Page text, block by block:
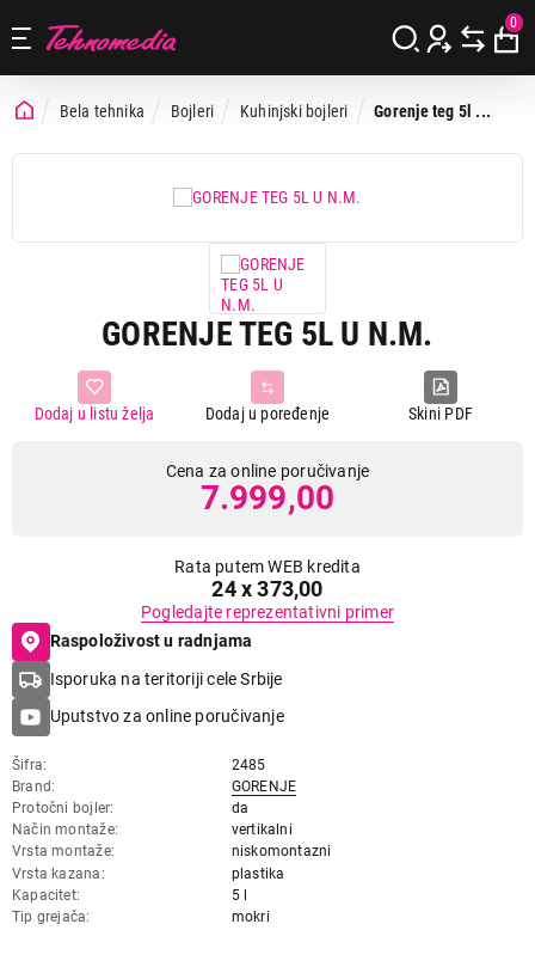
0
Bela tehnika Bojleri Kuhinjski bojleri Gorenje teg 5l ...
GORENJE TEG 5L U N.M.
Skini PDF
Dodaj u poređenje
Dodaj u listu želja
Cena za online poručivanje
7.999,00
Rata putem WEB kredita
24 x 373,00
Pogledajte reprezentativni primer
Raspoloživost u radnjama
Isporuka na teritoriji cele Srbije
Uputstvo za online poručivanje
Šifra
2485
Brand
GORENJE
Protočni bojler
da
Način montaže
vertikalni
Vrsta montaže
niskomontazni
Vrsta kazana
plastika
Kapacitet
5 l
Tip grejača
mokri